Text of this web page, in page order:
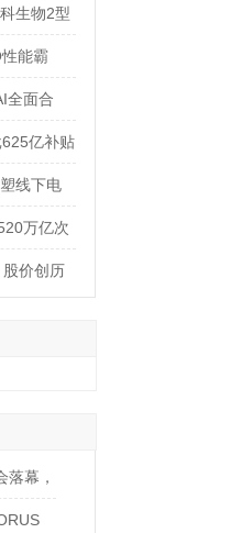
生物2型
能霸
流畅双
全面合
亿补贴
品类国
攻略来
线下电
万亿次
价创历
幕，